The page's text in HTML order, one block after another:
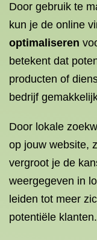
Door gebruik te
kun je de online
optimaliseren
betekent dat
producten of
bedrijf
Door lokale
op jouw website,
vergroot je de
weergegeven in
leiden tot meer
potentiële klanten.